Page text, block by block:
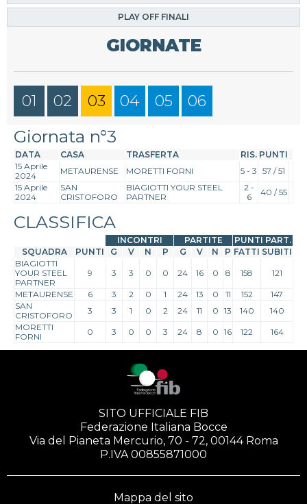
PLAY OFF FINALI
GIORNATE
01 02 03 04 05 06
Giornata n°3
DATA CASA TRASFERTA RIS. PUNTI
15 Aprile
2024
METAURENSE MORETTI FORNI 5 - 3 57 / 51
15 Aprile
2024
SAN
CRISTOFORO
BIAGIOTTI YOUR STEEL
PARTNER
2 -
6
40 / 55
CLASSIFICA
INCONTRI PARTITE
PUNTI PART.
SQUADRA
PUNTI G V N P G V N P FATTI SUBITI
BIAGIOTTI
YOUR STEEL
PARTNER
9 3 3 0 0 24 16 0 8 158 121
METAURENSE 6 3 2 0 1 24 13 0 11 152
147
SAN
CRISTOFORO
3 3 1 0 2 24 11 0 13 140
140
MORETTI
FORNI
0 3 0 0 3 24 8 0 16 122 164
SITO UFFICIALE FIB
Federazione Italiana Bocce
Via del Pianeta Mercurio, 70 - 72, 00144 Roma
P.IVA 00855871000
Mappa del sito